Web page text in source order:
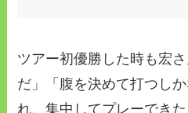
ツアー初優勝した時も宏
だ」「腹を決めて打つし
れ、集中してプレーできた